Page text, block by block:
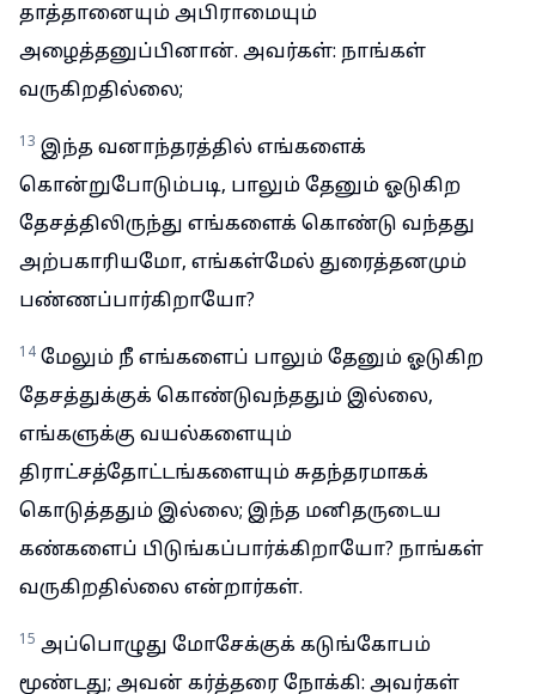
தாத்தானையும் அபிராமையும்
அழைத்தனுப்பினான். அவர்கள்: நாங்கள்
வருகிறதில்லை;
13 இந்த வனாந்தரத்தில் எங்களைக்
கொன்றுபோடும்படி, பாலும் தேனும் ஓடுகிற
தேசத்திலிருந்து எங்களைக் கொண்டு வந்தது
அற்பகாரியமோ, எங்கள்மேல் துரைத்தனமும்
பண்ணப்பார்கிறாயோ?
14 மேலும் நீ எங்களைப் பாலும் தேனும் ஓடுகிற
தேசத்துக்குக் கொண்டுவந்ததும் இல்லை,
எங்களுக்கு வயல்களையும்
திராட்சத்தோட்டங்களையும் சுதந்தரமாகக்
கொடுத்ததும் இல்லை; இந்த மனிதருடைய
கண்களைப் பிடுங்கப்பார்க்கிறாயோ? நாங்கள்
வருகிறதில்லை என்றார்கள்.
15 அப்பொழுது மோசேக்குக் கடுங்கோபம்
மூண்டது; அவன் கர்த்தரை நோக்கி: அவர்கள்